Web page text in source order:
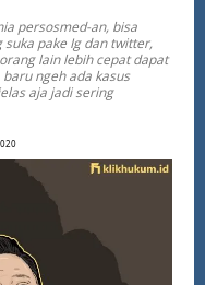
persosmed-an, bisa
pake Ig dan twitter,
lain lebih cepat dapat
ngeh ada kasus
aja jadi sering